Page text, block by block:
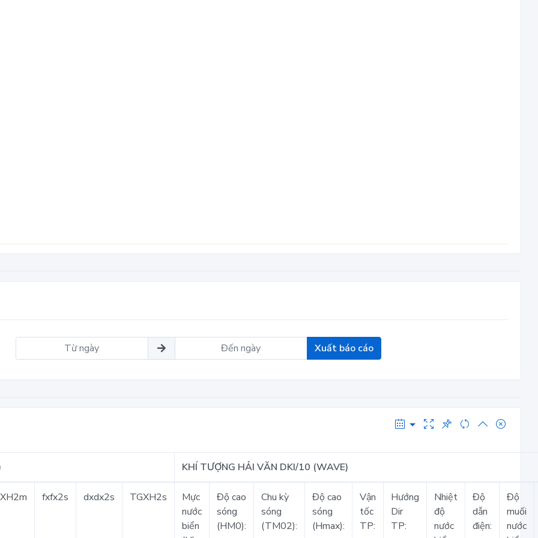
Xuất báo cáo
KHÍ TƯỢNG HẢI VĂN DKI/10 (WAVE)
fxfx2s dxdx2s TGXH2s
Mực
nước
biển
Độ cao
sóng
(HM0):
Chu kỳ
sóng
(TM02):
Độ cao
sóng
(Hmax):
Vận
tốc
TP:
Hướng
Dir
TP:
Nhiệt
độ
nước
Độ
dẫn
điện:
Độ
muối
nước